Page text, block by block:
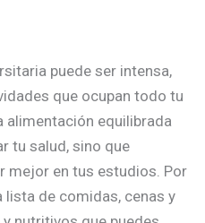
puede ser intensa,
que ocupan todo tu
alimentación equilibrada
tu salud, sino que
mejor en tus estudios. Por
lista de comidas, cenas y